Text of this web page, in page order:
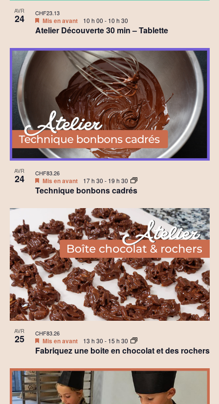
AVR
24
Atelier Découverte 30 min – Tablette
Mis en avant 10 h 00 - 10 h 30
CHF23.13
AVR
24
Technique bonbons cadrés
Mis en avant 17 h 30 - 19 h 30
CHF83.26
AVR
25
Fabriquez une boite en chocolat et des rochers
Mis en avant 13 h 30 - 15 h 30
CHF83.26